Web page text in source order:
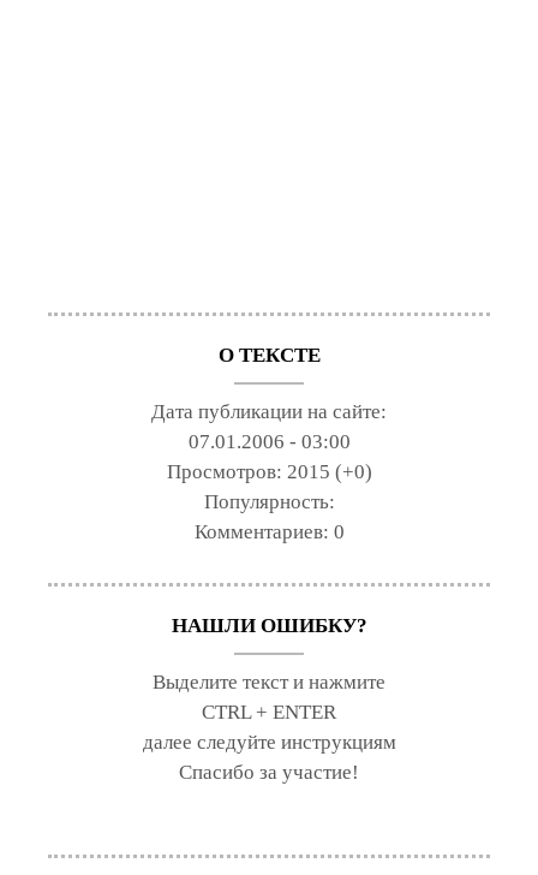
О ТЕКСТЕ
Дата публикации на сайте:
07.01.2006 - 03:00
Просмотров: 2015 (+0)
Популярность:
Комментариев: 0
НАШЛИ ОШИБКУ?
Выделите текст и нажмите
CTRL + ENTER
далее следуйте инструкциям
Спасибо за участие!